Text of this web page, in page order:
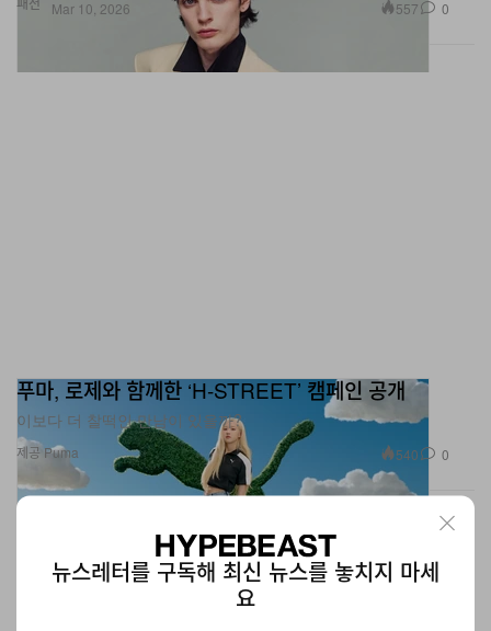
이보다 더 찰떡인 만남이 있을까?
제공 Puma 540
뉴스레터를 구독해 최신 뉴스를 놓치지 마세
요